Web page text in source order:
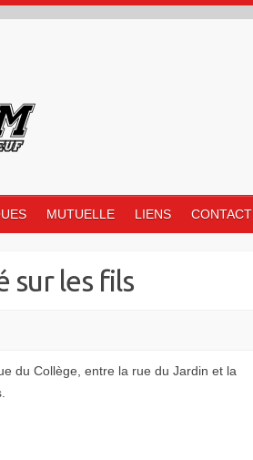
MUTUELLE LIENS CONTACT
sur les fils
du Collège, entre la rue du Jardin et la